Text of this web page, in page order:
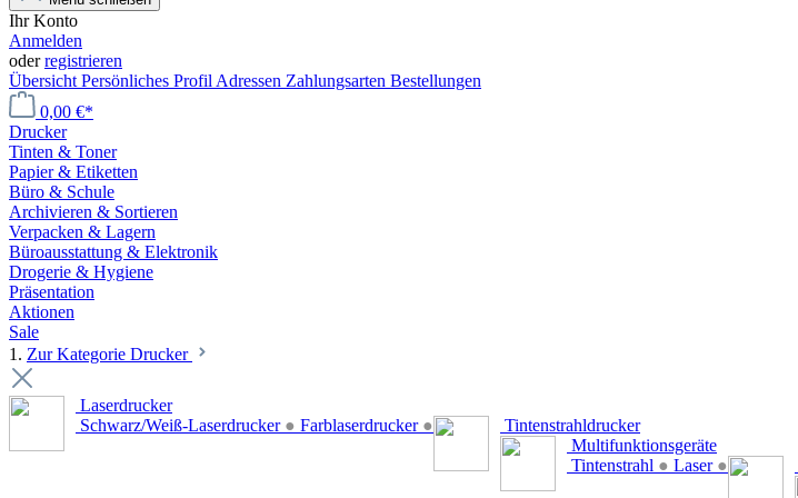
Ihr Konto
Anmelden
oderregistrieren
Übersicht Persönliches Profil Adressen Zahlungsarten Bestellungen
0,00 €*
Drucker
Tinten & Toner
Papier & Etiketten
Büro & Schule
Archivieren & Sortieren
Verpacken & Lagern
Büroausstattung & Elektronik
Drogerie & Hygiene
Präsentation
Aktionen
Sale
1. Zur Kategorie Drucker
Laserdrucker
Schwarz/Weiß-Laserdrucker ● Farblaserdrucker ●
Tintenstrahldrucker
Multifunktionsgeräte
Tintenstrahl ● Laser ●